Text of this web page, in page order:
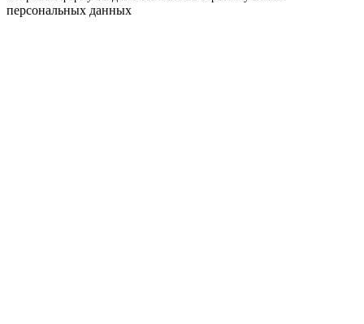
персональных данных